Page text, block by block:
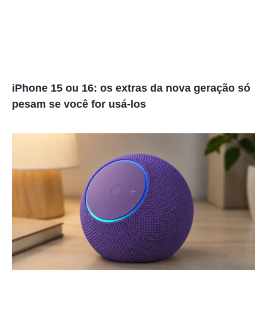
iPhone 15 ou 16: os extras da nova geração só
pesam se você for usá-los